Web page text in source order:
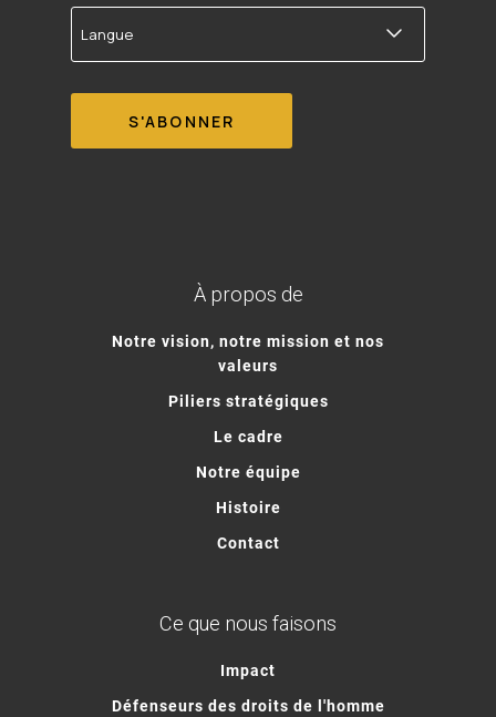
Langue
À propos de
Notre vision, notre mission et nos
valeurs
Piliers stratégiques
Le cadre
Notre équipe
Histoire
Contact
Ce que nous faisons
Impact
Défenseurs des droits de l'homme